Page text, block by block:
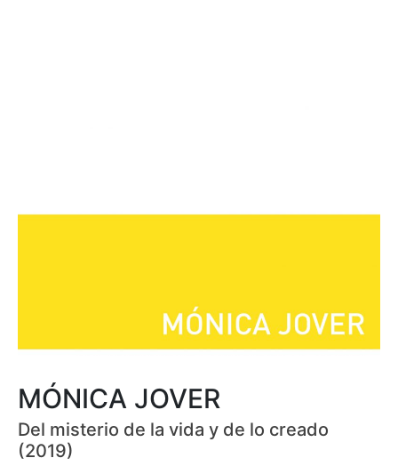
MÓNICA JOVER
Del misterio de la vida y de lo creado
(2019)